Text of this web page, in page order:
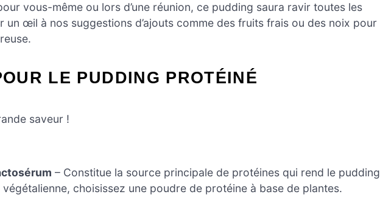
vous-même ou lors d’une réunion, ce pudding saura ravir toutes les
un œil à nos suggestions d’ajouts comme des fruits frais ou des noix pour
LE PUDDING PROTÉINÉ
saveur !
– Constitue la source principale de protéines qui rend le pudding
choisissez une poudre de protéine à base de plantes.